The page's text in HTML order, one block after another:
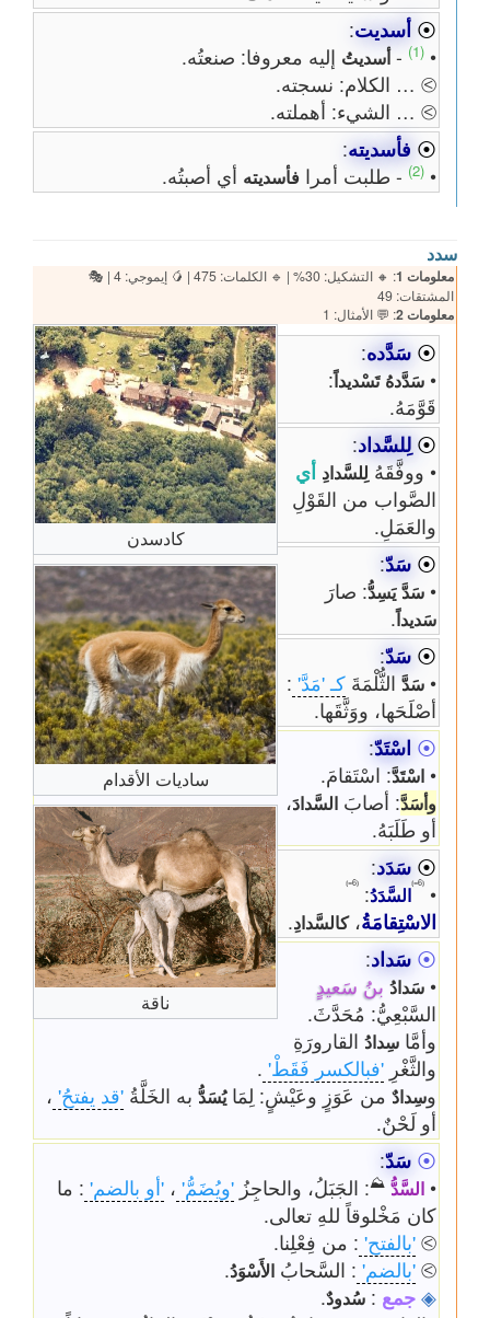
⦿ أسديت:
•
(1)
-أسديتُإليه معروفا: صنعتُه.
⧁ … الكلام: نسجته.
⧁ … الشيء: أهملته.
⦿ فأسديته:
•
(2) - طلبت أمرا فأسديتهأي أصبتُه.
سدد
معلومات 1
: 🔸 التشكيل: 30% | 🔹 الكلمات: 475 | 🥭 إيموجي: 4 | 🎭
المشتقات: 49
معلومات 2 : 💬 الأمثال: 1
كادسدن
ساديات الأقدام
ناقة
⦿ سَدَّده:
• سَدَّدهُ تَسْديداً:
قَوَّمَهُ.
⦿ لِلسَّداد:
• ووفَّقَهُ لِلسَّدادِأي
الصَّواب من القَوْلِ
والعَمَلِ.
⦿ سَدّ:
• سَدَّ يَسِدُّ: صارَ
سَديداً.
⦿ سَدّ:
• سَدَّالثُّلْمَةَ كـ 'مَدَّ' :
أصْلَحَها، ووَثَّقَها.
⦿ اسْتَدّ:
• اسْتَدَّ: اسْتَقامَ.
وأسَدَّ: أصابَ السَّدادَ،
أو طَلَبَهُ.
⦿ سَدَد:
•
السَّدَدُ:
الاسْتِقامَةُ، كالسَّدادِ.
⦿ سَداد:
• سَدادُ بنُ سَعيدٍ
السَّبْعِيُّ: مُحَدَّثَ.
وأمَّا سِدادُالقارورَةِ
والثَّغْرِ 'فبالكسر فَقَطْ' .
وسِدادٌمن عَوَزٍ وعَيْشٍ: لِمَا يُسَدُّبه الخَلَّةُ 'قد يفتحُ' ،
أو لَحْنٌ.
⦿ سَدّ:
• السَّدُّ ⛰: الجَبَلُ، والحاجِزُ 'ويُضَمُّ' ، 'أو بالضم' : ما
كان مَخْلوقاً للهِ تعالى.
⧁ 'بالفتح' : من فِعْلِنا.
⧁ 'بالضم' : السَّحابُ الأَسْوَدُ.
◈ جمع : سُدودٌ.